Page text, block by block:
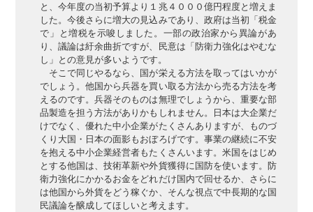
と、今年度の当初予算より１兆４０００億円程度と増えま
した。今後さらに増大の見込みであり、政府は当初「税金
で」と増税を示唆しました。一部の政治家から異論があ
り、議論は紆余曲折ですが、民意は「防衛力強化はやむな
し」との意見が多いようです。
そこで同じやるなら、国が栄える方法を取ってはいかが
でしょう。他国から兵器を買い取る方法から売る方法を考
えるのです。兵器そのものは無理でしょうから、重要な部
品製造を担う方法がありかもしれません。日本は大企業だ
けでなく、優れた中小企業がたくさんありますが、ものづ
くり大国・日本の面影もおぼろげです。事業の継続に不安
を抱える中小企業経営者もたくさんいます。米国をはじめ
とする他国は、技術革新や外貨獲得に国防を使います。防
衛力強化にかかるお金をどれだけ国内で回せるか、さらに
は他国から外貨をどう稼ぐか、そんな視点で中長期的な国
民議論を醸成してほしいと考えます。